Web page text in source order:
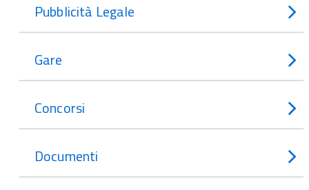
Pubblicità Legale
Gare
Concorsi
Documenti